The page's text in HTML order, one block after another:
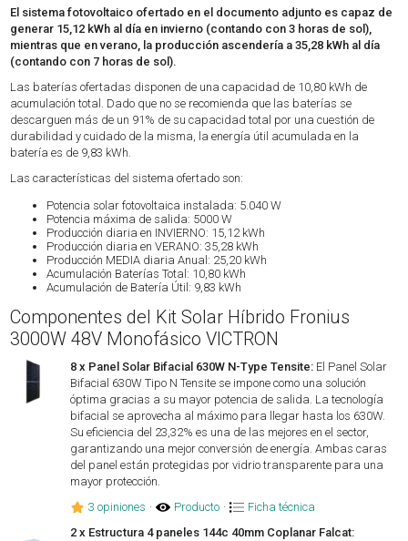
El sistema fotovoltaico ofertado en el documento adjunto es capaz de
generar 15,12 kWh al día en invierno (contando con 3 horas de sol),
mientras que en verano, la producción ascendería a 35,28 kWh al día
(contando con 7 horas de sol).
Las baterías ofertadas disponen de una capacidad de 10,80 kWh de
acumulación total. Dado que no se recomienda que las baterías se
descarguen más de un 91% de su capacidad total por una cuestión de
durabilidad y cuidado de la misma, la energía útil acumulada en la
batería es de 9,83 kWh.
Las características del sistema ofertado son:
Potencia solar fotovoltaica instalada: 5.040 W
Potencia máxima de salida: 5000 W
Producción diaria en INVIERNO: 15,12 kWh
Producción diaria en VERANO: 35,28 kWh
Producción MEDIA diaria Anual: 25,20 kWh
Acumulación Baterías Total: 10,80 kWh
Acumulación de Batería Útil: 9,83 kWh
Componentes del Kit Solar Híbrido Fronius
3000W 48V Monofásico VICTRON
8 x Panel Solar Bifacial 630W N-Type Tensite: El Panel Solar
Bifacial 630W Tipo N Tensite se impone como una solución
óptima gracias a su mayor potencia de salida. La tecnología
bifacial se aprovecha al máximo para llegar hasta los 630W.
Su eficiencia del 23,32% es una de las mejores en el sector,
garantizando una mejor conversión de energía. Ambas caras
del panel están protegidas por vidrio transparente para una
mayor protección.
3 opiniones · Producto ·
Ficha técnica
2 x Estructura 4 paneles 144c 40mm Coplanar Falcat: